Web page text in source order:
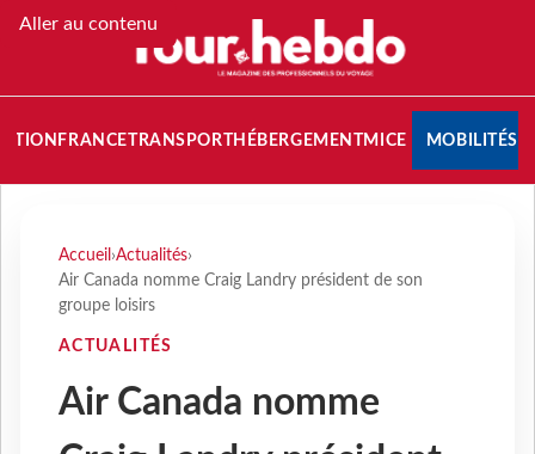
Aller au contenu
FRANCETRANSPORT HÉBERGEMENTMICE MOBILITÉS
Accueil ›Actualités›
Air Canada nomme Craig Landry président de son
groupe loisirs
ACTUALITÉS
Air Canada nomme